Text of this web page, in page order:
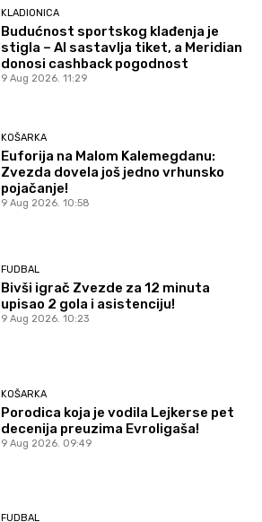
KLADIONICA
Budućnost sportskog klađenja je
stigla – AI sastavlja tiket, a Meridian
donosi cashback pogodnost
9 Aug 2026. 11:29
KOŠARKA
Euforija na Malom Kalemegdanu:
Zvezda dovela još jedno vrhunsko
pojačanje!
9 Aug 2026. 10:58
FUDBAL
Bivši igrač Zvezde za 12 minuta
upisao 2 gola i asistenciju!
9 Aug 2026. 10:23
KOŠARKA
Porodica koja je vodila Lejkerse pet
decenija preuzima Evroligaša!
9 Aug 2026. 09:49
FUDBAL